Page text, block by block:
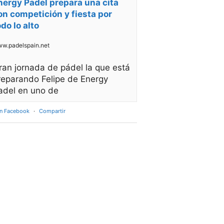
Padel prepara una cita
competición y fiesta por
lo alto
jornada de pádel la que está
Felipe de Energy
en uno de
Facebook · Compartir